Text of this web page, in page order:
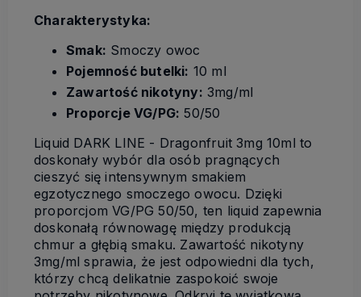
Charakterystyka:
Smak: Smoczy owoc
Pojemność butelki: 10 ml
Zawartość nikotyny: 3mg/ml
Proporcje VG/PG: 50/50
Liquid DARK LINE - Dragonfruit 3mg 10ml to
doskonały wybór dla osób pragnących
cieszyć się intensywnym smakiem
egzotycznego smoczego owocu. Dzięki
proporcjom VG/PG 50/50, ten liquid zapewnia
doskonałą równowagę między produkcją
chmur a głębią smaku. Zawartość nikotyny
3mg/ml sprawia, że jest odpowiedni dla tych,
którzy chcą delikatnie zaspokoić swoje